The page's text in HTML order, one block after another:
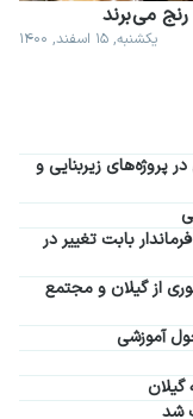
می برند
یکشنبه, ۱۵ اسفند, ۱۴۰۰
در پروژه‌های زیربنایی و
بابت تغییر در
از گیلان و مجتمع
آموزشی
شد